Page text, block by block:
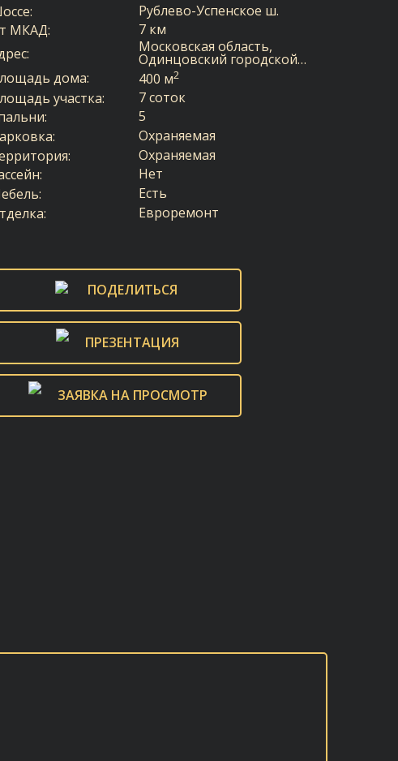
Рублево-Успенское ш.
МКАД:
7 км
Московская область,
Одинцовский городской…
дома:
400 м2
участка:
7 соток
5
Охраняемая
Охраняемая
Нет
Есть
Евроремонт
ПОДЕЛИТЬСЯ
ПРЕЗЕНТАЦИЯ
ЗАЯВКА НА ПРОСМОТР